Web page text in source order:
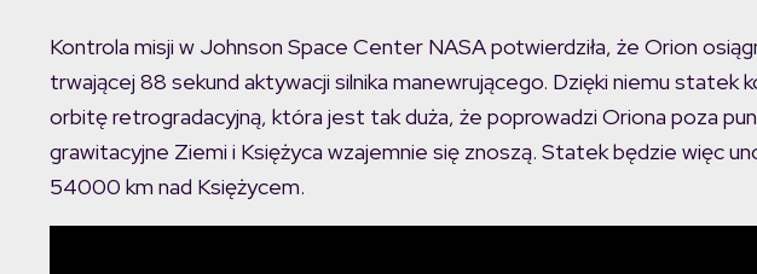
Kontrola misji w Johnson Space Center NASA potwierdziła, że Orion
trwającej 88 sekund aktywacji silnika manewrującego. Dzięki niemu statek
orbitę retrogradacyjną, która jest tak duża, że poprowadzi Oriona poza
grawitacyjne Ziemi i Księżyca wzajemnie się znoszą. Statek będzie więc
54000 km nad Księżycem.